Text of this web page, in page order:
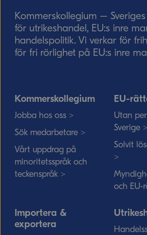
Kommerskollegium –
för utrikeshandel, EU:s inre
handelspolitik. Vi verkar för
för fri rörlighet på EU:s inre
Kommerskollegium
Jobba hos oss >
Sök medarbetare >
Vårt uppdrag på
minoritetsspråk och
teckenspråk >
EU-
Utan
Sverige >
Solvit
>
och EU-
Importera &
exportera